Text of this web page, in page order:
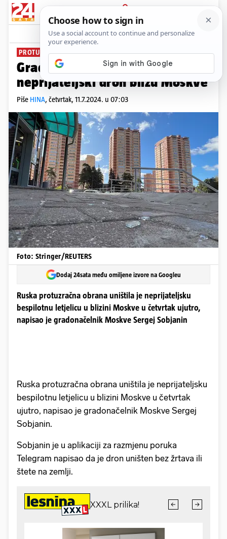
PRIJAVA
News Komentari
PROTUZRAČNA OBRANA
Gradonačelnik: Uništili smo
neprijateljski dron blizu Moskve
Piše HINA, četvrtak, 11.7.2024. u 07:03
Foto: Stringer/REUTERS
Dodaj 24sata među omiljene izvore na Googleu
Ruska protuzračna obrana uništila je neprijateljsku
bespilotnu letjelicu u blizini Moskve u četvrtak ujutro,
napisao je gradonačelnik Moskve Sergej Sobjanin
Ruska protuzračna obrana uništila je neprijateljsku
bespilotnu letjelicu u blizini Moskve u četvrtak
ujutro, napisao je gradonačelnik Moskve Sergej
Sobjanin.
Sobjanin je u aplikaciji za razmjenu poruka
Telegram napisao da je dron uništen bez žrtava ili
štete na zemlji.